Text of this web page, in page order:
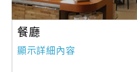
餐廳
顯示詳細內容